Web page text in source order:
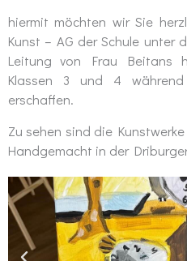
hiermit möchten wir Sie
Kunst – AG der Schule unter
Leitung von Frau Beitans
Klassen 3 und 4
erschaffen.
Zu sehen sind die
Handgemacht in der